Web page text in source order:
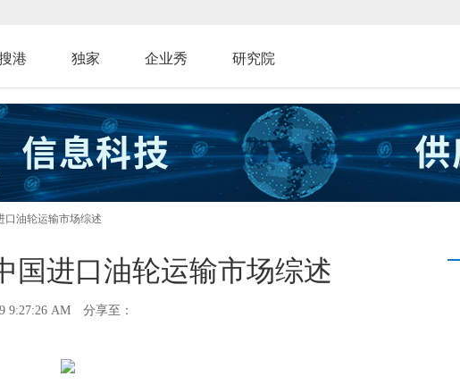
港 独家 企业秀 研究院
油轮运输市场综述
国进口油轮运输市场综述
9:27:26 AM 分享至：